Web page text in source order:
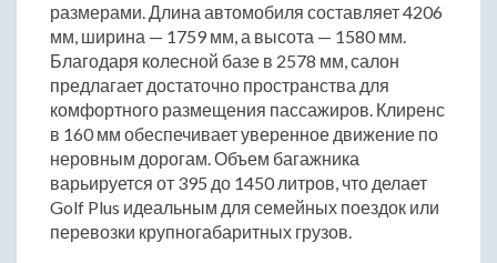
размерами. Длина автомобиля составляет 4206
мм, ширина — 1759 мм, а высота — 1580 мм.
Благодаря колесной базе в 2578 мм, салон
предлагает достаточно пространства для
комфортного размещения пассажиров. Клиренс
в 160 мм обеспечивает уверенное движение по
неровным дорогам. Объем багажника
варьируется от 395 до 1450 литров, что делает
Golf Plus идеальным для семейных поездок или
перевозки крупногабаритных грузов.